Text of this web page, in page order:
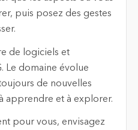
puis posez des gestes
de logiciels et
Le domaine évolue
de nouvelles
apprendre et à explorer.
pour vous, envisagez